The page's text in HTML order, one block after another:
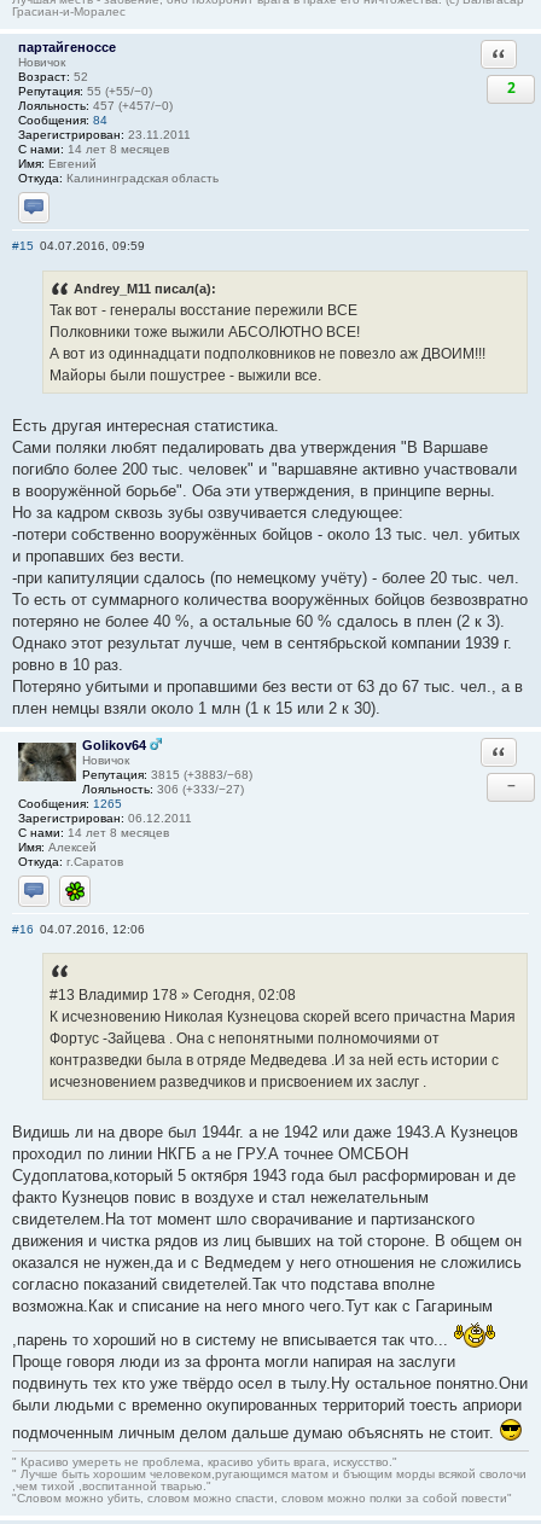
Грасиан-и-Моралес
партайгеноссе
Новичок
Возраст: 52
Репутация: 55 (+55/−0)
Лояльность: 457 (+457/−0)
Сообщения: 84
Зарегистрирован: 23.11.2011
С нами: 14 лет 8 месяцев
Имя: Евгений
Откуда: Калининградская область
Отправить личное сообщение
2
#15 04.07.2016, 09:59
Andrey_M11 писал(а):
Так вот - генералы восстание пережили ВСЕ
Полковники тоже выжили АБСОЛЮТНО ВСЕ!
А вот из одиннадцати подполковников не повезло аж ДВОИМ!!!
Майоры были пошустрее - выжили все.
Есть другая интересная статистика.
Сами поляки любят педалировать два утверждения "В Варшаве
погибло более 200 тыс. человек" и "варшавяне активно участвовали
в вооружённой борьбе". Оба эти утверждения, в принципе верны.
Но за кадром сквозь зубы озвучивается следующее:
-потери собственно вооружённых бойцов - около 13 тыс. чел. убитых
и пропавших без вести.
-при капитуляции сдалось (по немецкому учёту) - более 20 тыс. чел.
То есть от суммарного количества вооружённых бойцов безвозвратно
потеряно не более 40 %, а остальные 60 % сдалось в плен (2 к 3).
Однако этот результат лучше, чем в сентябрьской компании 1939 г.
ровно в 10 раз.
Потеряно убитыми и пропавшими без вести от 63 до 67 тыс. чел., а в
плен немцы взяли около 1 млн (1 к 15 или 2 к 30).
Golikov64
Новичок
Репутация: 3815 (+3883/−68)
Лояльность: 306 (+333/−27)
Сообщения: 1265
Зарегистрирован: 06.12.2011
С нами: 14 лет 8 месяцев
Имя: Алексей
Откуда: г.Саратов
Отправить личное сообщение
ICQ
−
#16 04.07.2016, 12:06
#13 Владимир 178 » Сегодня, 02:08
К исчезновению Николая Кузнецова скорей всего причастна Мария
Фортус -Зайцева . Она с непонятными полномочиями от
контразведки была в отряде Медведева .И за ней есть истории с
исчезновением разведчиков и присвоением их заслуг .
Видишь ли на дворе был 1944г. а не 1942 или даже 1943.А Кузнецов
проходил по линии НКГБ а не ГРУ.А точнее ОМСБОН
Судоплатова,который 5 октября 1943 года был расформирован и де
факто Кузнецов повис в воздухе и стал нежелательным
свидетелем.На тот момент шло сворачивание и партизанского
движения и чистка рядов из лиц бывших на той стороне. В общем он
оказался не нужен,да и с Ведмедем у него отношения не сложились
согласно показаний свидетелей.Так что подстава вполне
возможна.Как и списание на него много чего.Тут как с Гагариным
,парень то хороший но в систему не вписывается так что...
Проще говоря люди из за фронта могли напирая на заслуги
подвинуть тех кто уже твёрдо осел в тылу.Ну остальное понятно.Они
были людьми с временно окупированных территорий тоесть априори
подмоченным личным делом дальше думаю объяснять не стоит.
" Красиво умереть не проблема, красиво убить врага, искусство."
" Лучше быть хорошим человеком,ругающимся матом и бъющим морды всякой сволочи
,чем тихой ,воспитанной тварью."
"Словом можно убить, словом можно спасти, словом можно полки за собой повести"